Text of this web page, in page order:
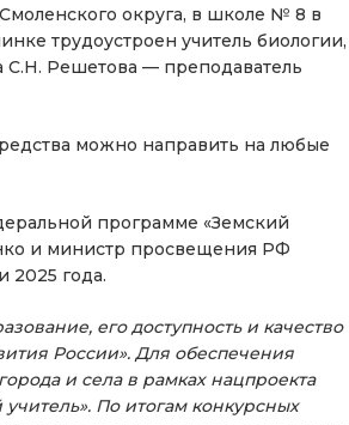
округа, в школе № 8 в
трудоустроен учитель биологии,
Решетова — преподаватель
можно направить на любые
программе «Земский
и министр просвещения РФ
2025 года.
его доступность и качество
России». Для обеспечения
и села в рамках нацпроекта
По итогам конкурсных